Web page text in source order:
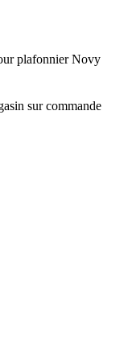
plafonnier Novy
sur commande